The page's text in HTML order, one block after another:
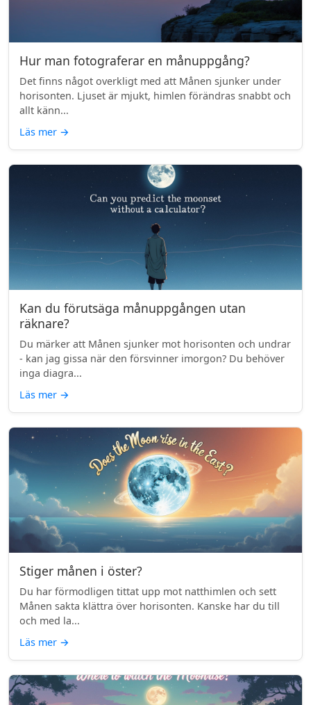
Hur man fotograferar en månuppgång?
Det finns något overkligt med att Månen sjunker under
horisonten. Ljuset är mjukt, himlen förändras snabbt och
allt känn...
Läs mer →
Kan du förutsäga månuppgången utan
räknare?
Du märker att Månen sjunker mot horisonten och undrar
- kan jag gissa när den försvinner imorgon? Du behöver
inga diagra...
Läs mer →
Stiger månen i öster?
Du har förmodligen tittat upp mot natthimlen och sett
Månen sakta klättra över horisonten. Kanske har du till
och med la...
Läs mer →